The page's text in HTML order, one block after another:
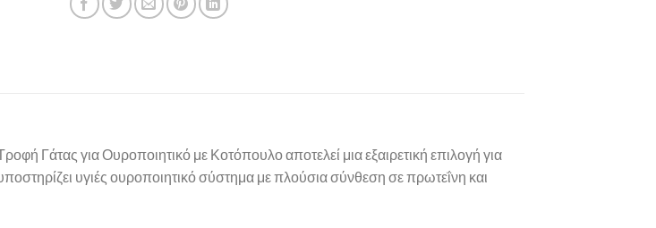
Γάτας για Ουροποιητικό με Κοτόπουλο αποτελεί μια εξαιρετική επιλογή για
υγιές ουροποιητικό σύστημα με πλούσια σύνθεση σε πρωτεΐνη και